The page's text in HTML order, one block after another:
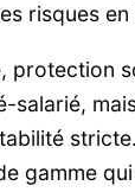
risques en
protection
salarié,
gamme